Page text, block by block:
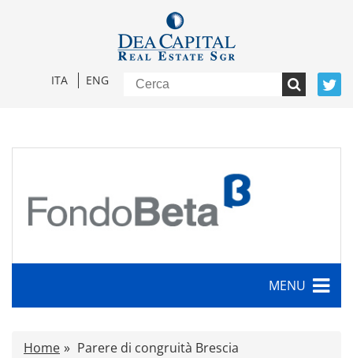
ITA ENG
MENU
Caratteristiche
Home Parere di congruità Brescia